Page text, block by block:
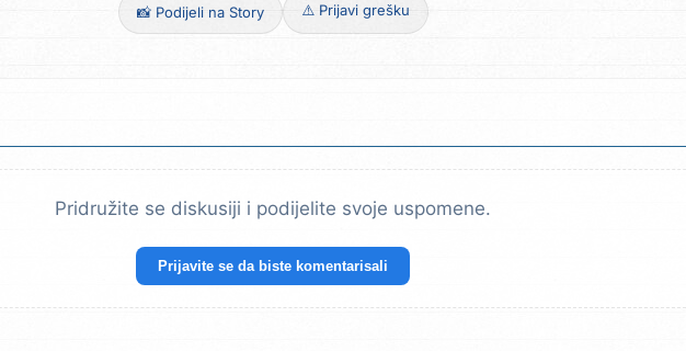
📸 Podijeli na Story ⚠️ Prijavi grešku
Pridružite se diskusiji i podijelite svoje uspomene.
Prijavite se da biste komentarisali